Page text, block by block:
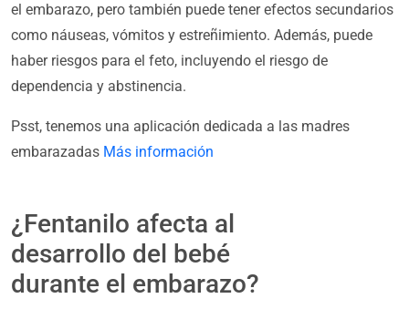
el embarazo, pero también puede tener efectos secundarios
como náuseas, vómitos y estreñimiento. Además, puede
haber riesgos para el feto, incluyendo el riesgo de
dependencia y abstinencia.
Psst, tenemos una aplicación dedicada a las madres
embarazadas Más información
¿Fentanilo afecta al
desarrollo del bebé
durante el embarazo?